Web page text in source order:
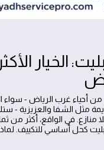
الخيار
أحياء غرب الرياض - سواء
مثل الشفا والعزيزية -
في الواقع، أكثر من
كحل أساسي للتكييف.